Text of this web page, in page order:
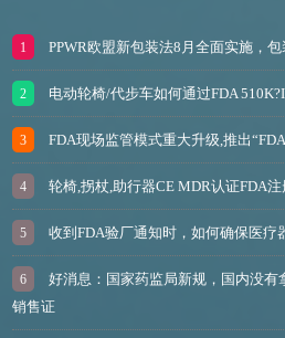
PPWR欧盟新包装法8月全面实施，
电动轮椅/代步车如何通过FDA
FDA现场监管模式重大升级,推出
轮椅,拐杖,助行器CE MDR认证FDA
收到FDA验厂通知时，如何确保医疗
好消息：国家药监局新规，国内没
销售证